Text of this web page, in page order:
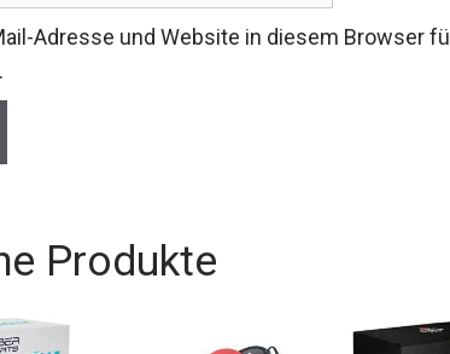
Adresse und Website in diesem Browser
Produkte